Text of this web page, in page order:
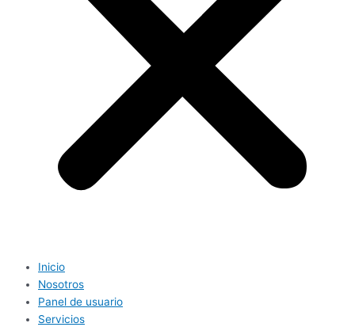
Inicio
Nosotros
Panel de usuario
Servicios